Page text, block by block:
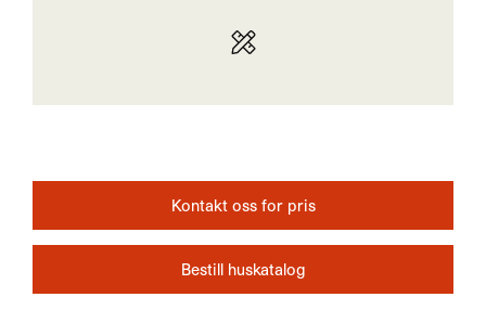
Kontakt oss for pris
Bestill huskatalog